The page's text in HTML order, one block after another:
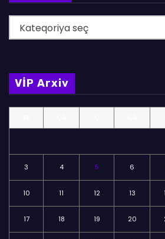
ö
m
l
VİP Arxiv
3 4 5 6
10 11 12 13
17 18 19 20